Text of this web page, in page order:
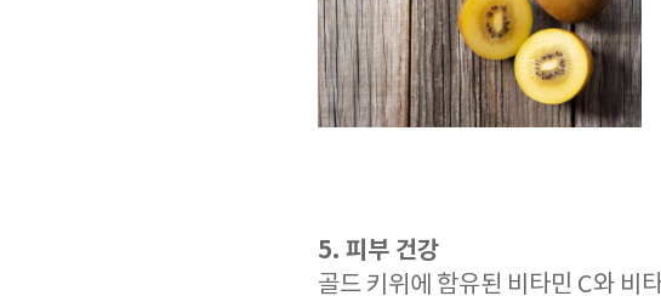
5. 피부 건강
골드 키위에 함유된 비타민 C와 비